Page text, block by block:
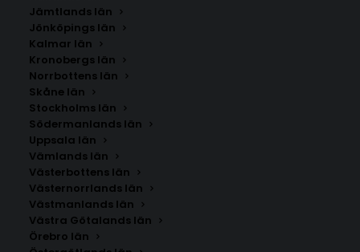
Jämtlands län
Jönköpings län
Kalmar län
Kronobergs län
Norrbottens län
Skåne län
Stockholms län
Södermanlands län
Uppsala län
Vämlands län
Västerbottens län
Västernorrlands län
Västmanlands län
Västra Götalands län
Örebro län
Kärlekskarta över Gävleborg
Storlek